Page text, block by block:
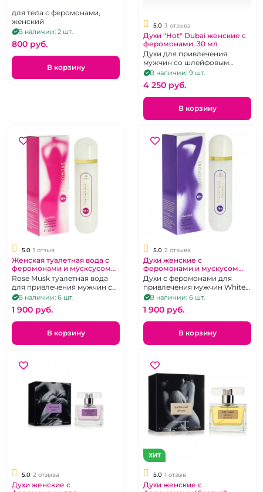
для тела с феромонами,
женский
В наличии: 2 шт.
800 pуб.
В корзину
5.0 3 отзыва
Духи "Hot" Dubai женские с
феромонами, 30 мл
Духи для привлечения
мужчин со шлейфовым
ароматом, 30 мл.
В наличии: 9 шт.
4 250 pуб.
В корзину
5.0 1 отзыв
Женская туалетная вода с
феромонами и мусксусом
"XXI Century" Розовый
мускус 100 мл
Rose Musk туалетная вода
для привлечения мужчин с
цеветином 100 мл.
В наличии: 6 шт.
1 900 pуб.
В корзину
5.0 2 отзыва
Духи женские с
феромонами и мускусом
"XXI Century" Белый Мускус
100 мл
Духи с феромонами для
привлечения мужчин White
Musk
В наличии: 6 шт.
1 900 pуб.
В корзину
5.0 2 отзыва
Духи женские с
ХИТ
5.0 1 отзыв
Духи женские с